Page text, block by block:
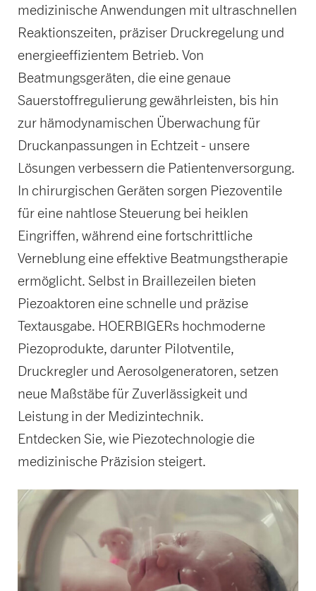
medizinische Anwendungen mit ultraschnellen
Reaktionszeiten, präziser Druckregelung und
energieeffizientem Betrieb. Von
Beatmungsgeräten, die eine genaue
Sauerstoffregulierung gewährleisten, bis hin
zur hämodynamischen Überwachung für
Druckanpassungen in Echtzeit - unsere
Lösungen verbessern die Patientenversorgung.
In chirurgischen Geräten sorgen Piezoventile
für eine nahtlose Steuerung bei heiklen
Eingriffen, während eine fortschrittliche
Verneblung eine effektive Beatmungstherapie
ermöglicht. Selbst in Braillezeilen bieten
Piezoaktoren eine schnelle und präzise
Textausgabe. HOERBIGERs hochmoderne
Piezoprodukte, darunter Pilotventile,
Druckregler und Aerosolgeneratoren, setzen
neue Maßstäbe für Zuverlässigkeit und
Leistung in der Medizintechnik.
Entdecken Sie, wie Piezotechnologie die
medizinische Präzision steigert.